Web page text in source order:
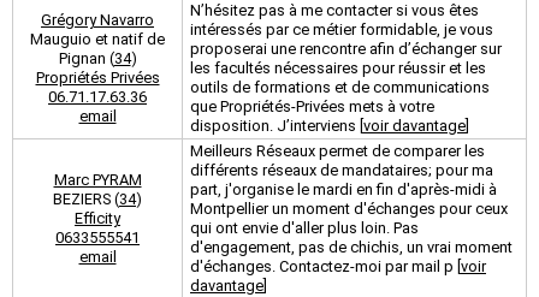
Grégory Navarro
Mauguio et natif de
Pignan (34)
Propriétés Privées
06.71.17.63.36
email
N’hésitez pas à me contacter si vous êtes
intéressés par ce métier formidable, je vous
proposerai une rencontre afin d’échanger sur
les facultés nécessaires pour réussir et les
outils de formations et de communications
que Propriétés-Privées mets à votre
disposition. J’interviens [ voir davantage
Marc PYRAM
BEZIERS (34)
Efficity
0633555541
email
Meilleurs Réseaux permet de comparer les
différents réseaux de mandataires; pour ma
part, j'organise le mardi en fin d'après-midi à
Montpellier un moment d'échanges pour ceux
qui ont envie d'aller plus loin. Pas
d'engagement, pas de chichis, un vrai moment
d'échanges. Contactez-moi par mail p [ voir
davantage